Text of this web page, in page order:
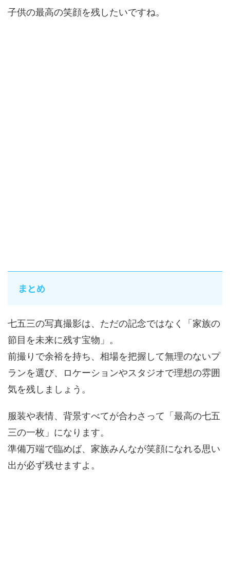
子供の最高の笑顔を残したいですね。
まとめ
七五三の写真撮影は、ただの記念ではなく「家族の
節目を未来に残す宝物」。
前撮りで余裕を持ち、相場を把握して無理のないプ
ランを選び、ロケーションやスタジオで理想の雰囲
気を残しましょう。
服装や表情、背景すべてが合わさって「最高の七五
三の一枚」になります。
準備万端で臨めば、家族みんなが笑顔になれる思い
出が必ず残せますよ。